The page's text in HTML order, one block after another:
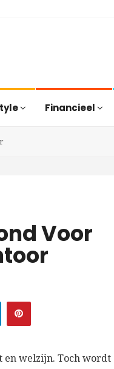
Financieel
Voor
welzijn. Toch wordt